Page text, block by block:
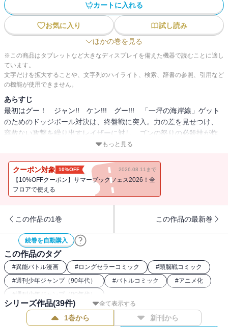
カートに入れる
お気に入り
試し読み
ほかの巻を見る
※この商品はタブレットなど大きなディスプレイを備えた機器で読むことに適し
ています。
文字だけを拡大することや、文字列のハイライト、検索、辞書の参照、引用など
の機能が使用できません。
あらすじ
最初はグー！ ジャン!! ケン!!! グー!!! 「一坪の海岸線」ゲット
のためのドッジボール対決は、終盤戦に突入。力の差を見せつけ、
容赦ない攻撃を繰り出すレイザーに対し、ゴンの怒りの必殺技が炸
もっと見る
クーポン対象 10%OFF 2026.08.11まで
【10%OFFクーポン】サマーブックフェス2026！全
フロアで使える
この作品の1巻 この作品の最新巻
続巻を自動購入
この作品のタグ
#異能バトル漫画 #ロングセラーコミック #頭脳戦コミック
#週刊少年ジャンプ（90年代） #バトルコミック #アニメ化
#週刊少年ジャンプ（00年代）
全て表示する
シリーズ作品(39件)
1巻から 新刊から